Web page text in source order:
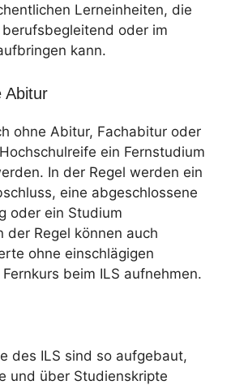
Lerneinheiten, die
oder im
kann.
Abitur
ohne Abitur, Fachabitur oder
ein Fernstudium
In der Regel werden ein
eine abgeschlossene
oder ein Studium
der Regel können auch
ohne einschlägigen
beim ILS aufnehmen.
des ILS sind so aufgebaut,
und über Studienskripte